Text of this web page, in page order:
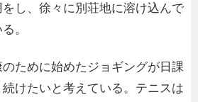
し、徐々に別荘地に溶け込んで
。
のために始めたジョギングが日課
けたいと考えている。テニスは